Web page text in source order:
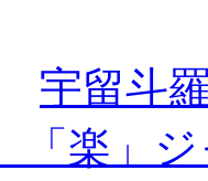
宇留斗
「楽」